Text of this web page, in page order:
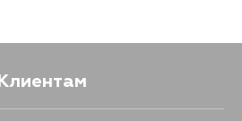
Клиентам